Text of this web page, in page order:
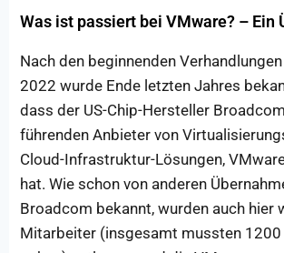
Was ist passiert bei VMware? – Ein
Nach den beginnenden
2022 wurde Ende letzten Jahres
dass der US-Chip-Hersteller
führenden Anbieter von
Cloud-Infrastruktur-Lösungen,
hat. Wie schon von anderen
Broadcom bekannt, wurden auch hier
Mitarbeiter (insgesamt mussten